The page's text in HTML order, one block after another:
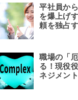
平社員か
を爆上げ
頼を独占
職場の「
る！現役
ネジメン